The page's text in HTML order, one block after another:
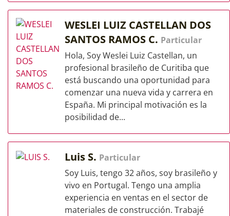
WESLEI LUIZ CASTELLAN DOS
SANTOS RAMOS C. Particular
Hola, Soy Weslei Luiz Castellan, un
profesional brasileño de Curitiba que
está buscando una oportunidad para
comenzar una nueva vida y carrera en
España. Mi principal motivación es la
posibilidad de...
Luis S. Particular
Soy Luis, tengo 32 años, soy brasileño y
vivo en Portugal. Tengo una amplia
experiencia en ventas en el sector de
materiales de construcción. Trabajé